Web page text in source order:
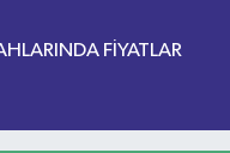
FİYATLAR